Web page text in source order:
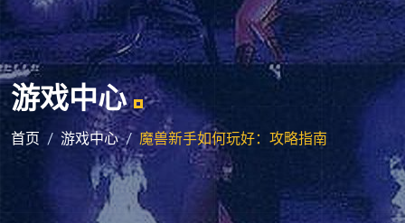
游戏中心
首页 游戏中心 魔兽新手如何玩好：攻略指南